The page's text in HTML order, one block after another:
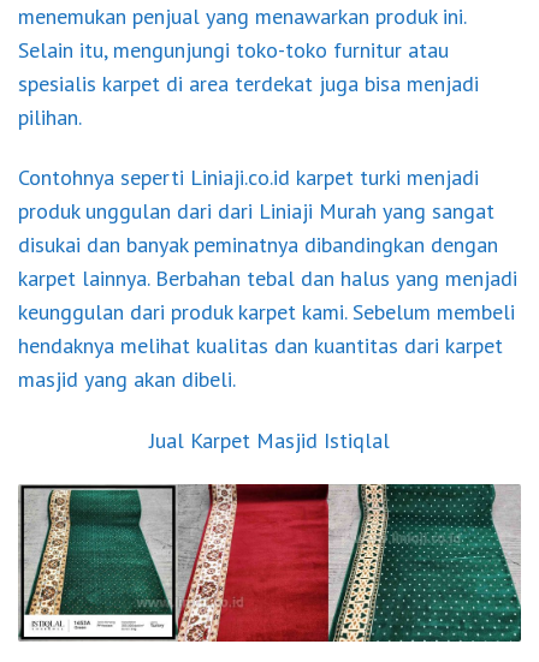
menemukan penjual yang menawarkan produk ini.
Selain itu, mengunjungi toko-toko furnitur atau
spesialis karpet di area terdekat juga bisa menjadi
pilihan.
Contohnya seperti Liniaji.co.id karpet turki menjadi
produk unggulan dari dari Liniaji Murah yang sangat
disukai dan banyak peminatnya dibandingkan dengan
karpet lainnya. Berbahan tebal dan halus yang menjadi
keunggulan dari produk karpet kami. Sebelum membeli
hendaknya melihat kualitas dan kuantitas dari karpet
masjid yang akan dibeli.
Jual Karpet Masjid Istiqlal